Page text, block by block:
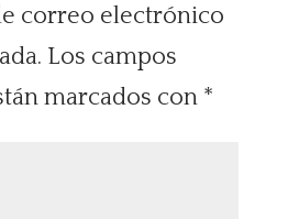
correo electrónico
Los campos
marcados con *